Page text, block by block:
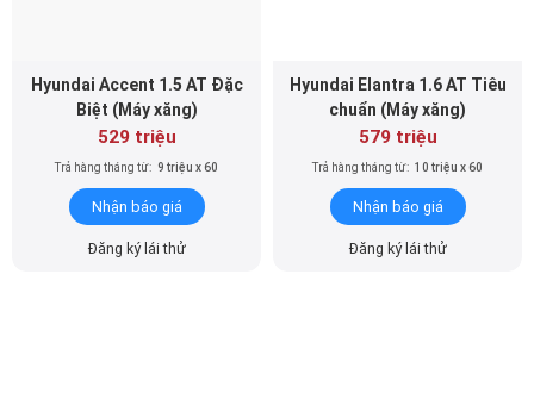
Hyundai Accent 1.5 AT Đặc
Biệt (Máy xăng)
529 triệu
Trả hàng tháng từ: 9 triệu x 60
Nhận báo giá
Đăng ký lái thử
Hyundai Elantra 1.6 AT Tiêu
chuẩn (Máy xăng)
579 triệu
Trả hàng tháng từ: 10 triệu x 60
Nhận báo giá
Đăng ký lái thử